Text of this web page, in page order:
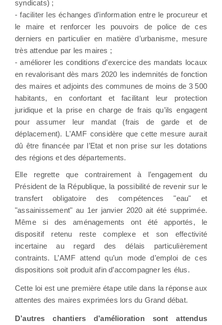
syndicats) ;
- faciliter les échanges d’information entre le procureur et
le maire et renforcer les pouvoirs de police de ces
derniers en particulier en matière d’urbanisme, mesure
très attendue par les maires ;
- améliorer les conditions d’exercice des mandats locaux
en revalorisant dès mars 2020 les indemnités de fonction
des maires et adjoints des communes de moins de 3 500
habitants, en confortant et facilitant leur protection
juridique et la prise en charge de frais qu’ils engagent
pour assumer leur mandat (frais de garde et de
déplacement). L'AMF considère que cette mesure aurait
dû être financée par l’Etat et non prise sur les dotations
des régions et des départements.
Elle regrette que contrairement à l’engagement du
Président de la République, la possibilité de revenir sur le
transfert obligatoire des compétences "eau" et
"assainissement" au 1er janvier 2020 ait été supprimée.
Même si des aménagements ont été apportés, le
dispositif retenu reste complexe et son effectivité
incertaine au regard des délais particulièrement
contraints. L’AMF attend qu’un mode d’emploi de ces
dispositions soit produit afin d’accompagner les élus.
Cette loi est une première étape utile dans la réponse aux
attentes des maires exprimées lors du Grand débat.
D’autres chantiers d’amélioration sont attendus